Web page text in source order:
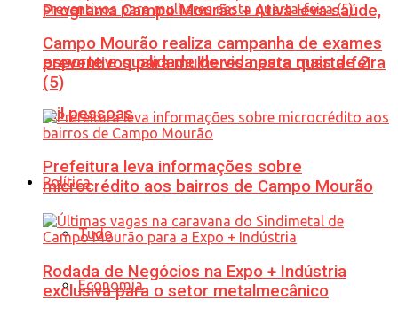
Programa Campo Mourão + Ativa leva saúde,
esporte e qualidade de vida para mais de 2
mil pessoas
Política
Tudo
Economia
Campo Mourão realiza campanha de exames
preventivos para mulheres nesta quarta-feira
(5)
Prefeitura leva informações sobre
microcrédito aos bairros de Campo Mourão
Rodada de Negócios na Expo + Indústria
exclusiva para o setor metalmecânico